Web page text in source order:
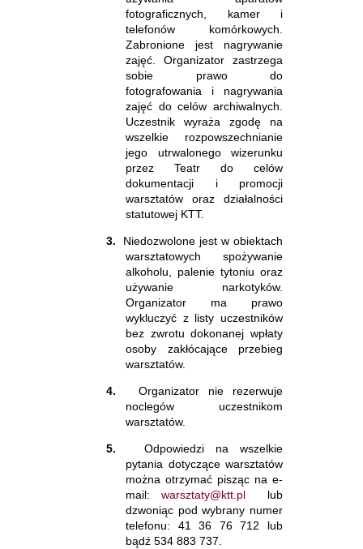
fotograficznych, kamer i
telefonów komórkowych.
Zabronione jest nagrywanie
zajęć. Organizator zastrzega
sobie prawo do
fotografowania i nagrywania
zajęć do celów archiwalnych.
Uczestnik wyraża zgodę na
wszelkie rozpowszechnianie
jego utrwalonego wizerunku
przez Teatr do celów
dokumentacji i promocji
warsztatów oraz działalności
statutowej KTT.
3.
Niedozwolone jest w obiektach
warsztatowych spożywanie
alkoholu, palenie tytoniu oraz
używanie narkotyków.
Organizator ma prawo
wykluczyć z listy uczestników
bez zwrotu dokonanej wpłaty
osoby zakłócające przebieg
warsztatów.
4.
Organizator nie rezerwuje
noclegów uczestnikom
warsztatów.
5.
Odpowiedzi na wszelkie
pytania dotyczące warsztatów
można otrzymać pisząc na e-
mail: warsztaty@ktt.pl
lub
dzwoniąc pod wybrany numer
telefonu: 41 36 76 712 lub
bądź 534 883 737.